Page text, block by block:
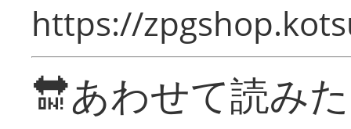
https://
🔛あわせて読み